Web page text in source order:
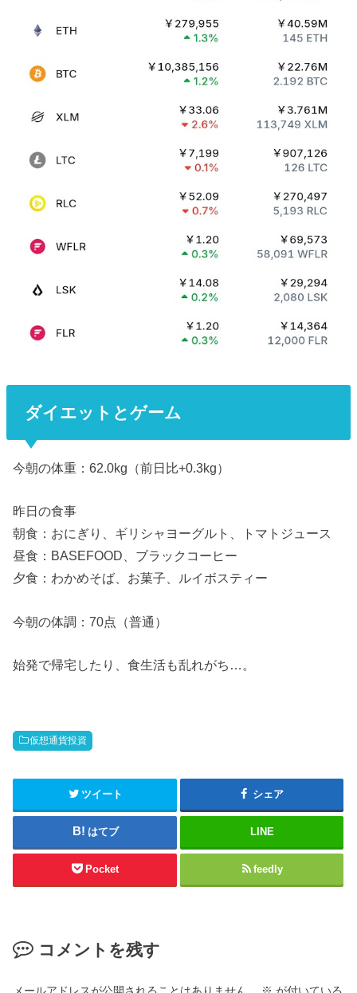
ダイエットとゲーム
今朝の体重：62.0kg（前日比+0.3kg）
昨日の食事
朝食：おにぎり、ギリシャヨーグルト、トマトジュース
昼食：BASEFOOD、ブラックコーヒー
夕食：わかめそば、お菓子、ルイボスティー
今朝の体調：70点（普通）
始発で帰宅したり、食生活も乱れがち…。
仮想通貨投資
ツイート シェア
はてブ LINE
Pocket feedly
コメントを残す